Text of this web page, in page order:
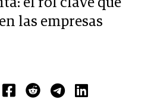
el rol clave que
las empresas